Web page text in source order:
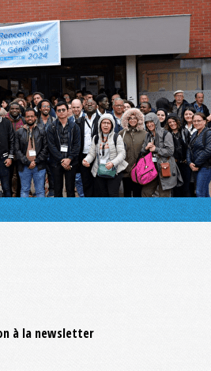
à la newsletter